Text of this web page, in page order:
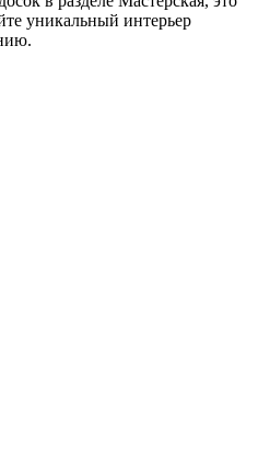
уникальный интерьер